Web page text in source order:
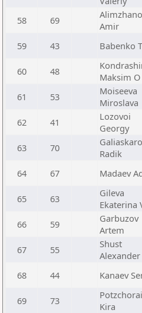
58 69
Amir
59 43 Babenko
60 48
Maksim O
61 53
Moiseeva
Miroslava
62 41
Lozovoi
Georgy
63 70
Radik
64 67 Madaev
65 63
Gileva
Ekaterina
66 59
Garbuzov
Artem
67 55
Shust
Alexander
68 44 Kanaev
69 73
Kira